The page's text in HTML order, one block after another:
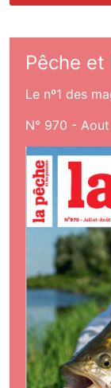
Pêche et
Le nº1 des
N° 970 -